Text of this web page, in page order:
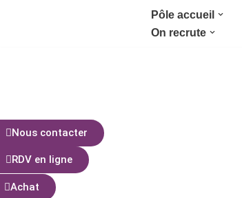
Pôle accueil
On recrute
Nous contacter
RDV en ligne
Achat